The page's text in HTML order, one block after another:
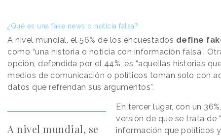
¿Qué es una fake news o noticia falsa?
A nivel mundial, el 56% de los encuestados define
como “una historia o noticia con información falsa”.
opción, defendida por el 44%, es “aquellas historias
medios de comunicación o políticos toman solo con
datos que refrendan sus argumentos”.
A nivel mundial, se
En tercer lugar, con un
versión de que se trata de
información que políticos